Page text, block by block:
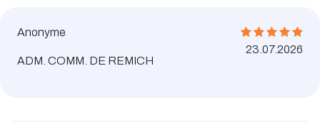
Anonyme
ADM. COMM. DE REMICH
23.07.2026